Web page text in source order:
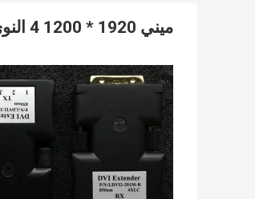
ميني 1920 * 1200 4 النوى DVI الألياف البصرية موسع متعدد الأوضاع